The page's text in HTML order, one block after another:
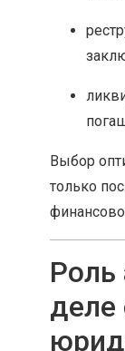
Выбор
только
Роль
деле